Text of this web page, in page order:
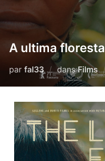
A ultima floresta
par fal33 dansFilms